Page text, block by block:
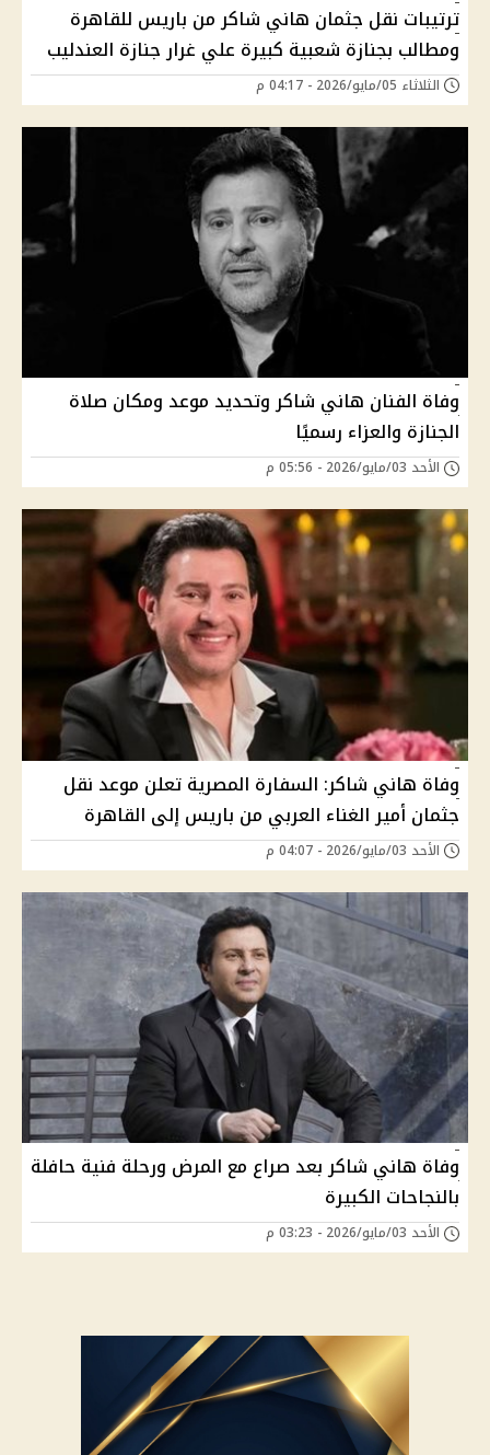
ترتيبات نقل جثمان هاني شاكر من باريس للقاهرة
ومطالب بجنازة شعبية كبيرة علي غرار جنازة العندليب
الثلاثاء 05/مايو/2026 - 04:17 م
وفاة الفنان هاني شاكر وتحديد موعد ومكان صلاة
الجنازة والعزاء رسميًا
الأحد 03/مايو/2026 - 05:56 م
وفاة هاني شاكر: السفارة المصرية تعلن موعد نقل
جثمان أمير الغناء العربي من باريس إلى القاهرة
الأحد 03/مايو/2026 - 04:07 م
وفاة هاني شاكر بعد صراع مع المرض ورحلة فنية حافلة
بالنجاحات الكبيرة
الأحد 03/مايو/2026 - 03:23 م